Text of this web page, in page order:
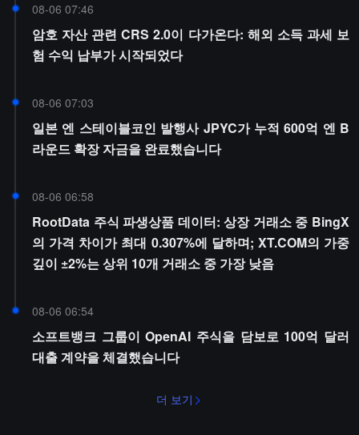
08-06 07:46
암호 자산 관련 CRS 2.0이 다가온다: 해외 소득 과세 보
험 수익 납부가 시작되었다
08-06 07:03
일본 엔 스테이블코인 발행사 JPYC가 누적 600억 엔 B
라운드 확장 자금을 완료했습니다
08-06 06:58
RootData 주식 파생상품 데이터: 상장 거래소 중 BingX
의 가격 차이가 최대 0.307%에 달하며; XT.COM의 가중
깊이 ±2%는 상위 10개 거래소 중 가장 낮음
08-06 06:54
소프트뱅크 그룹이 OpenAI 주식을 담보로 100억 달러
대출 계약을 체결했습니다
더 보기